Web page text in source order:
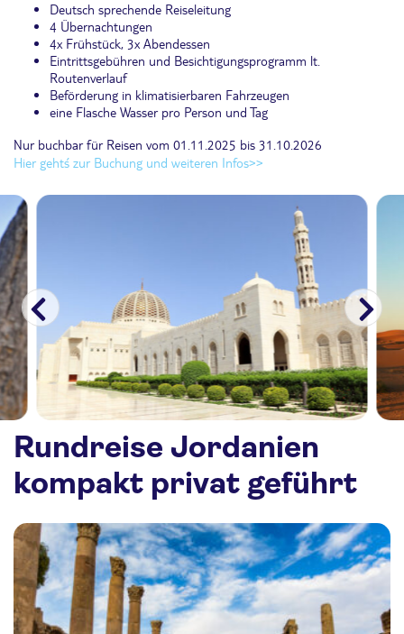
Deutsch sprechende Reiseleitung
4 Übernachtungen
4x Frühstück, 3x Abendessen
Eintrittsgebühren und Besichtigungsprogramm lt.
Routenverlauf
Beförderung in klimatisierbaren Fahrzeugen
eine Flasche Wasser pro Person und Tag
Nur buchbar für Reisen vom 01.11.2025 bis 31.10.2026
Hier geht´s zur Buchung und weiteren Infos>>
Rundreise Jordanien
kompakt privat geführt